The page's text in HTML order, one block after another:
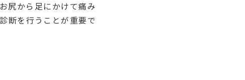
尻から足にかけて痛み
断を行うことが重要で